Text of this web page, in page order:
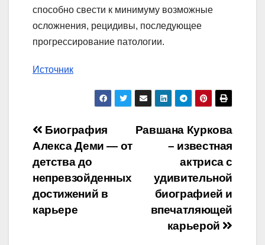
способно свести к минимуму возможные
осложнения, рецидивы, последующее
прогрессирование патологии.
Источник
Навигация
по
записям
Равшана Куркова
– известная
актриса с
удивительной
биографией и
впечатляющей
карьерой
Биография
Алекса Деми — от
детства до
непревзойденных
достижений в
карьере